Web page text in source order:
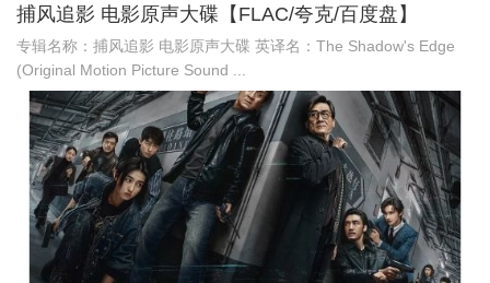
捕风追影 电影原声大碟【FLAC/夸克/百度盘】
专辑名称：捕风追影 电影原声大碟 英译名：The Shadow's Edge
(Original Motion Picture Sound ...